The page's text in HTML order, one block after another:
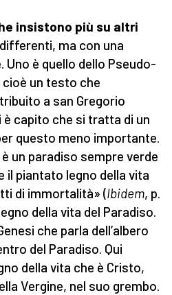
insistono più su altri
ma con una
Uno è quello dello Pseudo-
un testo che
a san Gregorio
capito che si tratta di un
questo meno importante.
un paradiso sempre verde
il piantato legno della vita
di immortalità» (Ibidem, p.
della vita del Paradiso.
che parla dell’albero
del Paradiso. Qui
della vita che è Cristo,
Vergine, nel suo grembo.